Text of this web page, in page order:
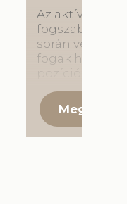
Az aktív
során végzett
fogak helyes
mozgatását
követően
rendkívül